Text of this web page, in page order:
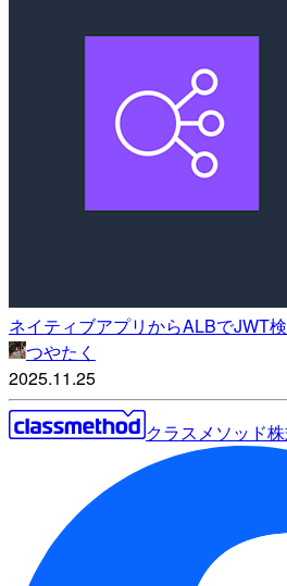
ネイティブアプリからALBでJWT
つやたく
2025.11.25
クラスメソッド